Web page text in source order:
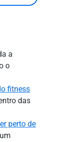
a
o
fitness
das
perto de